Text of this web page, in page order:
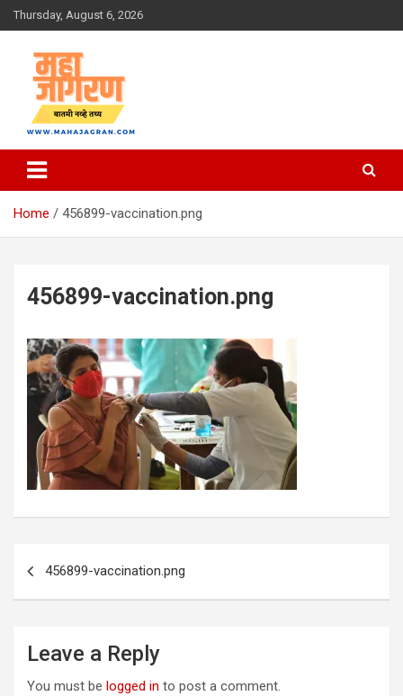
Skip
to
Thursday, August 6, 2026
महा जागरण
Home 456899-vaccination.png
456899-vaccination.png
456899-vaccination.png
Leave a Reply
You must be logged in to post a comment.